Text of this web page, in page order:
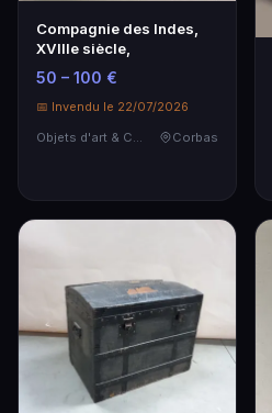
Compagnie des Indes,
XVIIIe siècle,
50 – 100 €
📅 Invendu le 22/07/2026
Objets d'art & Curiosités
Corbas